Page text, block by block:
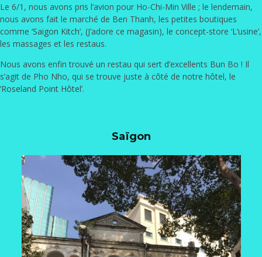
Le 6/1, nous avons pris l’avion pour Ho-Chi-Min Ville ; le lendemain,
nous avons fait le marché de Ben Thanh, les petites boutiques
comme ‘Saigon Kitch’, (J’adore ce magasin), le concept-store ‘L’usine’,
les massages et les restaus.
Nous avons enfin trouvé un restau qui sert d’excellents Bun Bo ! Il
s’agit de Pho Nho, qui se trouve juste à côté de notre hôtel, le
‘Roseland Point Hôtel’.
Saïgon